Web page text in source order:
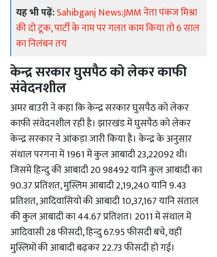
यह भी पढ़ें:Sahibganj News:JMM नेता पंकज मिश्रा
की दो टूक, पार्टी के नाम पर गलत काम किया तो 6 साल
का निलंबन तय
केन्द्र सरकार घुसपैठ को लेकर काफी
संवेदनशील
अमर बाउरी ने कहा कि केन्द्र सरकार घुसपैठ को लेकर
काफी संवेदनशील रही है। झारखंड में घुसपैठ को लेकर
केन्द्र सरकार ने आंकड़ा जारी किया है। केन्द्र के अनुसार
संथाल परगना में 1961 में कुल आबादी 23,22092 थी।
जिसमें हिन्दु की आबादी 20 98492 यानि कुल आबादी का
90.37 प्रतिशत, मुस्लिम आबादी 2,19,240 यानि 9.43
प्रतिशत, आदिवासियों की आबादी 10,37,167 यानि संताल
की कुल आबादी का 44.67 प्रतिशत। 2011 में संथाल में
आदिवासी 28 फीसदी, हिन्दु 67.95 फीसदी बचे, वहीं
मुस्लिमों की आबादी बढ़कर 22.73 फीसदी हो गई।